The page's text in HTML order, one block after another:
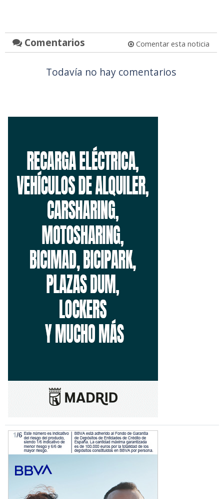
Comentarios Comentar esta noticia
Todavía no hay comentarios